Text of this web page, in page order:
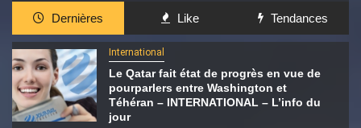
Dernières Like Tendances
International
Le Qatar fait état de progrès en vue de
pourparlers entre Washington et
Téhéran – INTERNATIONAL – L’info du
jour